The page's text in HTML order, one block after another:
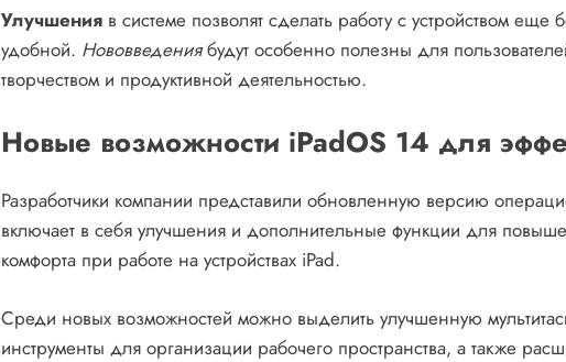
Улучшенияв системе позволят сделать работу с устройством еще
удобной. Нововведениябудут особенно полезны для
творчеством и продуктивной деятельностью.
Новые возможности iPadOS 14 для
Разработчики компании представили обновленную версию
включает в себя улучшения и дополнительные функции для
комфорта при работе на устройствах iPad.
Среди новых возможностей можно выделить улучшенную
инструменты для организации рабочего пространства, а также